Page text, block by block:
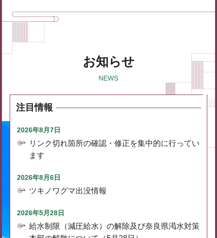
お知らせ
注目情報
2026年8月7日
リンク切れ箇所の確認・修正を集中的に行ってい
ます
2026年8月6日
ツキノワグマ出没情報
2026年5月28日
給水制限（減圧給水）の解除及び奈良県渇水対策